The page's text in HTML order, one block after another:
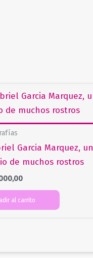
Garcia Marquez, un
de muchos rostros
al carrito